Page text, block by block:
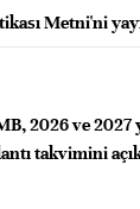
Metni'ni
2026 ve 2027
takvimini